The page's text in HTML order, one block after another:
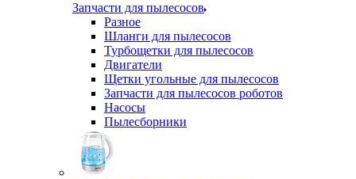
Запчасти для пылесосов
Разное
Шланги для пылесосов
Турбощетки для пылесосов
Двигатели
Щетки угольные для пылесосов
Запчасти для пылесосов роботов
Насосы
Пылесборники